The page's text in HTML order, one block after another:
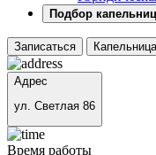
Подбор
Записаться
Адрес
ул. Светлая 86
Время работы